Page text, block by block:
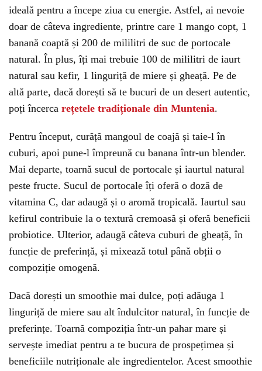
ideală pentru a începe ziua cu energie. Astfel, ai nevoie
doar de câteva ingrediente, printre care 1 mango copt, 1
banană coaptă și 200 de mililitri de suc de portocale
natural. În plus, îți mai trebuie 100 de mililitri de iaurt
natural sau kefir, 1 linguriță de miere și gheață. Pe de
altă parte, dacă dorești să te bucuri de un desert autentic,
poți încerca rețetele tradiționale din Muntenia.
Pentru început, curăță mangoul de coajă și taie-l în
cuburi, apoi pune-l împreună cu banana într-un blender.
Mai departe, toarnă sucul de portocale și iaurtul natural
peste fructe. Sucul de portocale îți oferă o doză de
vitamina C, dar adaugă și o aromă tropicală. Iaurtul sau
kefirul contribuie la o textură cremoasă și oferă beneficii
probiotice. Ulterior, adaugă câteva cuburi de gheață, în
funcție de preferință, și mixează totul până obții o
compoziție omogenă.
Dacă dorești un smoothie mai dulce, poți adăuga 1
linguriță de miere sau alt îndulcitor natural, în funcție de
preferințe. Toarnă compoziția într-un pahar mare și
servește imediat pentru a te bucura de prospețimea și
beneficiile nutriționale ale ingredientelor. Acest smoothie